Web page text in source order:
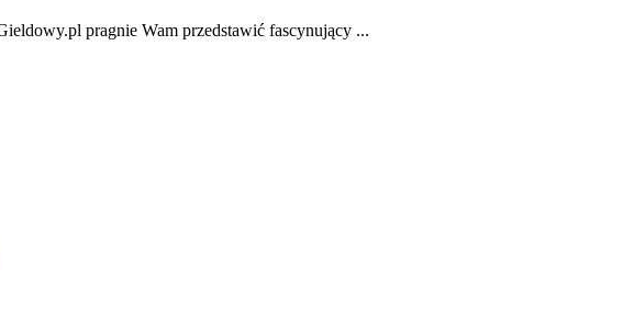
pragnie ‍Wam przedstawić fascynujący ...